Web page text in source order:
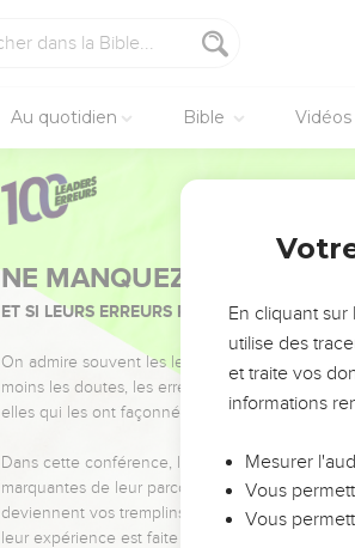
Au quotidien Bible Vidéos
NE MANQUEZ PAS
ET SI LEURS ERREURS POUVAIENT VOUS
On admire souvent les leaders pour leurs
moins les doutes, les erreurs et les saisons
elles qui les ont façonnés.
Dans cette conférence, leaders, entrepreneurs,
marquantes de leur parcours et les clés pour
deviennent vos tremplins. Que vous guidiez
leur expérience est faite pour vous.
En cliquant
utilise des
et traite vos
informations
Mesurer
Vous
Vous